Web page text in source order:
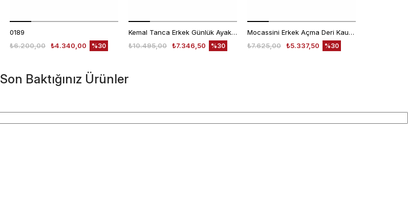
0189
₺4.340,00
₺6.200,00 %30
Kemal Tanca Erkek Günlük Ayakkabı 9430-1
₺7.346,50
₺10.495,00 %30
Mocassini Erkek Açma Deri Kauçuk Taban Siyah Günlük Ayakkabı
₺5.337,50
₺7.625,00 %30
Son Baktığınız Ürünler